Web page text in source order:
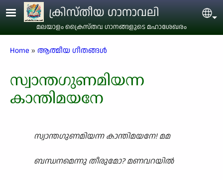
Skip to main contentക്രിസ്തീയ ഗാനാവലി
മലയാളം ക്രൈസ്തവ ഗാനങ്ങളുടെ മഹാശേഖരം
Breadcrumb
Home ആത്മീയ ഗീതങ്ങൾ
സ്വാന്തഗുണമിയന്ന
കാന്തിമയനേ
സ്വാന്തഗുണമിയന്ന കാന്തിമയനേ! മമ
ബന്ധനമെന്നു തീരുമോ? മണവറയിൽ